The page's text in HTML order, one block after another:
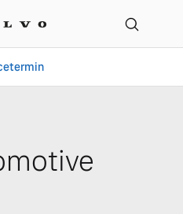
| Henning